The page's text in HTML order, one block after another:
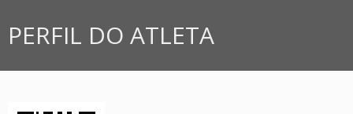
PERFIL DO ATLETA